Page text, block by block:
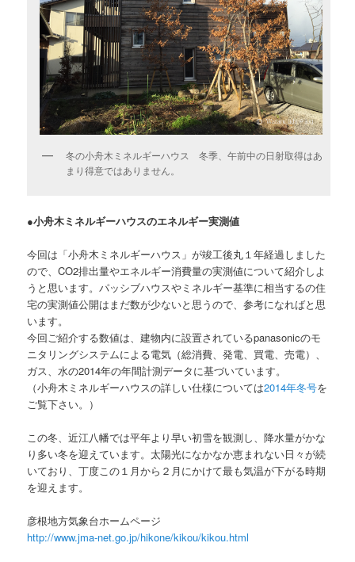
冬の小舟木ミネルギーハウス 冬季、午前中の日射取得はあ
まり得意ではありません。
●小舟木ミネルギーハウスのエネルギー実測値
今回は「小舟木ミネルギーハウス」が竣工後丸１年経過しました
ので、CO2排出量やエネルギー消費量の実測値について紹介しよ
うと思います。パッシブハウスやミネルギー基準に相当するの住
宅の実測値公開はまだ数が少ないと思うので、参考になればと思
います。
今回ご紹介する数値は、建物内に設置されているpanasonicのモ
ニタリングシステムによる電気（総消費、発電、買電、売電）、
ガス、水の2014年の年間計測データに基づいています。
（小舟木ミネルギーハウスの詳しい仕様については2014年冬号を
ご覧下さい。）
この冬、近江八幡では平年より早い初雪を観測し、降水量がかな
り多い冬を迎えています。太陽光になかなか恵まれない日々が続
いており、丁度この１月から２月にかけて最も気温が下がる時期
を迎えます。
彦根地方気象台ホームページ
http://www.jma-net.go.jp/hikone/kikou/kikou.html